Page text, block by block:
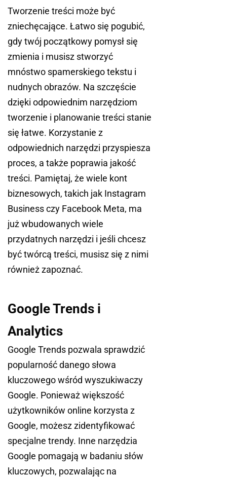
Tworzenie treści może być
zniechęcające. Łatwo się pogubić,
gdy twój początkowy pomysł się
zmienia i musisz stworzyć
mnóstwo spamerskiego tekstu i
nudnych obrazów. Na szczęście
dzięki odpowiednim narzędziom
tworzenie i planowanie treści stanie
się łatwe. Korzystanie z
odpowiednich narzędzi przyspiesza
proces, a także poprawia jakość
treści. Pamiętaj, że wiele kont
biznesowych, takich jak Instagram
Business czy Facebook Meta, ma
już wbudowanych wiele
przydatnych narzędzi i jeśli chcesz
być twórcą treści, musisz się z nimi
również zapoznać.
Google Trends i
Analytics
Google Trends pozwala sprawdzić
popularność danego słowa
kluczowego wśród wyszukiwaczy
Google. Ponieważ większość
użytkowników online korzysta z
Google, możesz zidentyfikować
specjalne trendy. Inne narzędzia
Google pomagają w badaniu słów
kluczowych, pozwalając na